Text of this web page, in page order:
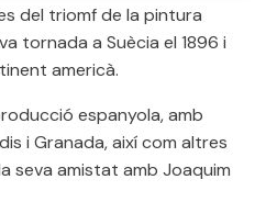
del triomf de la pintura
tornada a Suècia el 1896 i
americà.
espanyola, amb
i Granada, així com altres
seva amistat amb Joaquim